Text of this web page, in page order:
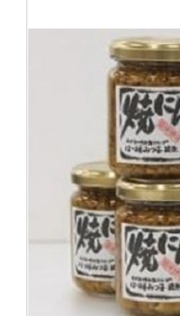
寄付上限額シ
給与所得者
副業・パ
個人事業
個人事業